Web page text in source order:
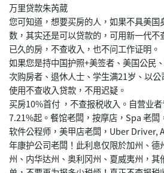
万里贷款朱芮葳
您可知道，想要买房的人，如果不具美国
数，其实还是可以贷款的，可用新一代
已久的房，不查收入，也不问工作证明。
如果您是持中国护照+美签者、美国公民
次购房者、退休人士、学生满21岁、以
使用不查收入贷款，不用迟疑。
买房10%首付 ，不查报税收入。自营业
7.21%起。餐馆老闆，按摩店，Spa 老闆
软件公程师，美甲店老闆，Uber Driver,
年康护公司老闆！此利息仅限於加州、
州、内华达州、奥利冈州、夏威夷州，